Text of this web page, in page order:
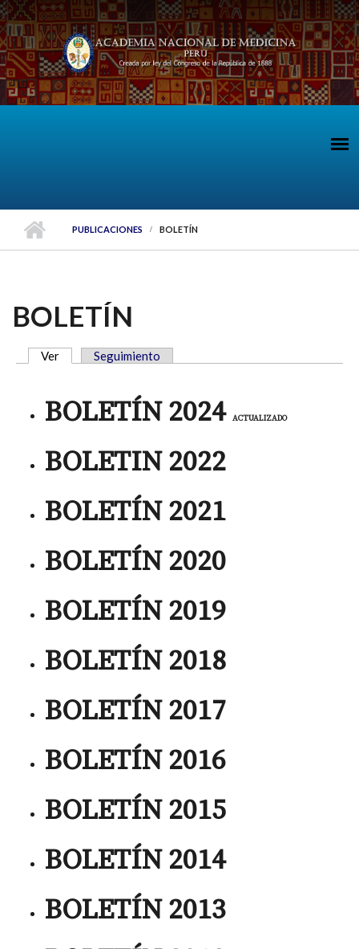
Pasar al contenido principal
PUBLICACIONES BOLETÍN
BOLETÍN
Ver (solapa activa)
Seguimiento
BOLETÍN 2024 ACTUALIZADO
BOLETIN 2022
BOLETÍN 2021
BOLETÍN 2020
BOLETÍN 2019
BOLETÍN 2018
BOLETÍN 2017
BOLETÍN 2016
BOLETÍN 2015
BOLETÍN 2014
BOLETÍN 2013